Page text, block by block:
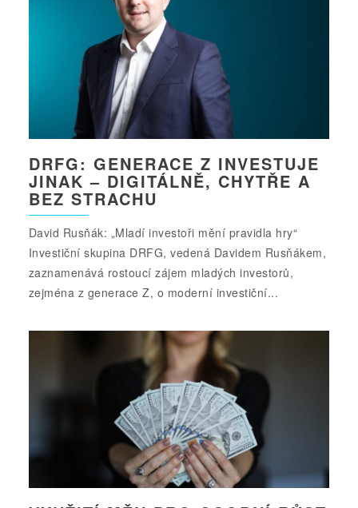
DRFG: GENERACE Z INVESTUJE
JINAK – DIGITÁLNĚ, CHYTŘE A
BEZ STRACHU
David Rusňák: „Mladí investoři mění pravidla hry“
Investiční skupina DRFG, vedená Davidem Rusňákem,
zaznamenává rostoucí zájem mladých investorů,
zejména z generace Z, o moderní investiční...